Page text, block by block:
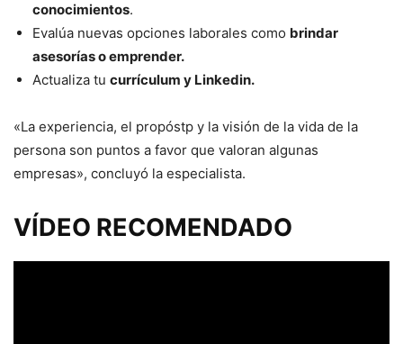
conocimientos.
Evalúa nuevas opciones laborales como brindar
asesorías o emprender.
Actualiza tu currículum y Linkedin.
«La experiencia, el propóstp y la visión de la vida de la
persona son puntos a favor que valoran algunas
empresas», concluyó la especialista.
VÍDEO RECOMENDADO